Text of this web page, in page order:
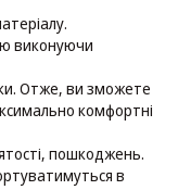
виконуючи
Отже, ви зможете
комфортні
пошкоджень.
в